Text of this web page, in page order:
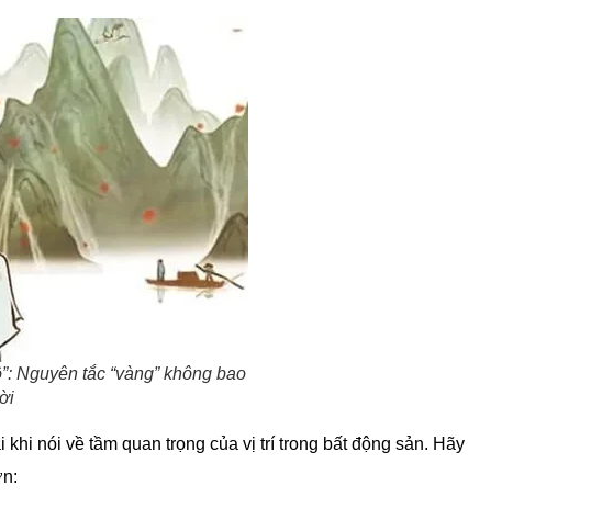
Nguyên tắc “vàng” không bao
nói về tầm quan trọng của vị trí trong bất động sản. Hãy